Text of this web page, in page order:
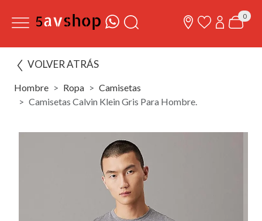
0
VOLVER ATRÁS
Hombre Ropa
Camisetas
Camisetas Calvin Klein Gris Para Hombre.